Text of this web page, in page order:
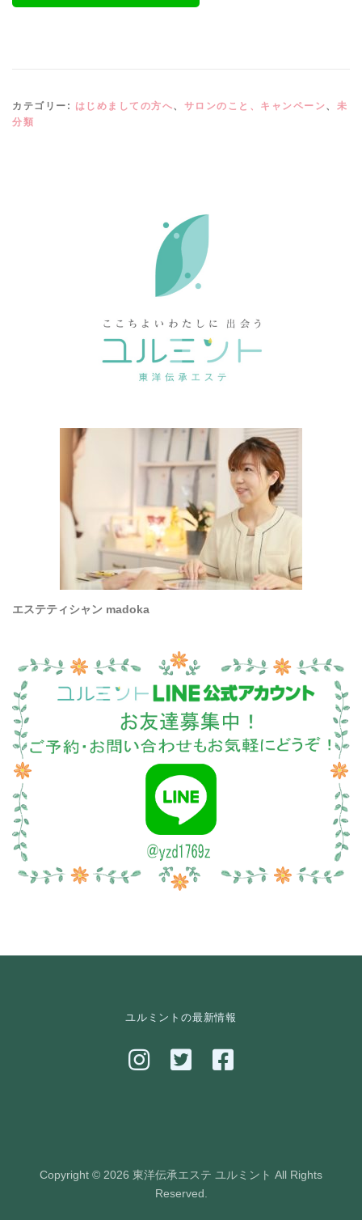
カテゴリー: はじめましての方へ、 サロンのこと、キャンペーン、 未
分類
エステティシャン madoka
ユルミントの最新情報
Copyright © 2026 東洋伝承エステ ユルミント All Rights
Reserved.